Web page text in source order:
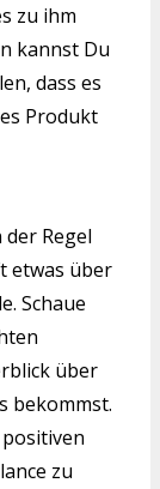
zu ihm
kannst Du
dass es
Produkt
Regel
etwas über
Schaue
über
bekommst.
zu